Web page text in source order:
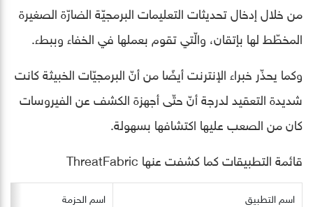
من خلال إدخال تحديثات التعليمات البرمجيّة الضارّة الصغيرة
المخطّط لها بإتقان، والّتي تقوم بعملها في الخفاء وببطء.
وكما يحذّر خبراء الإنترنت أيضًا من أنّ البرمجيّات الخبيثة كانت
شديدة التعقيد لدرجة أنّ حتّى أجهزة الكشف عن الفيروسات
كان من الصعب عليها اكتشافها بسهولة.
قائمة التطبيقات كما كشفت عنها ThreatFabric
اسم التطبيق
اسم الحزمة